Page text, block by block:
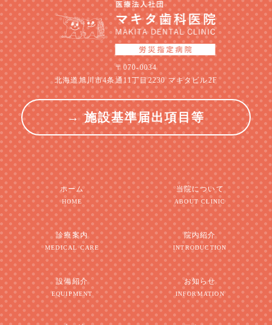
〒070-0034
北海道旭川市4条通11丁目2230 マキタビル2F
→ 施設基準届出項目等
ホーム
HOME
当院について
ABOUT CLINIC
診療案内
MEDICAL CARE
院内紹介
INTRODUCTION
設備紹介
EQUIPMENT
お知らせ
INFORMATION